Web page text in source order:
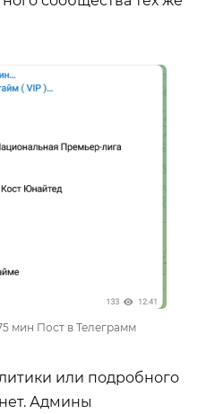
мин Пост в Телеграмм
или подробного
Админы